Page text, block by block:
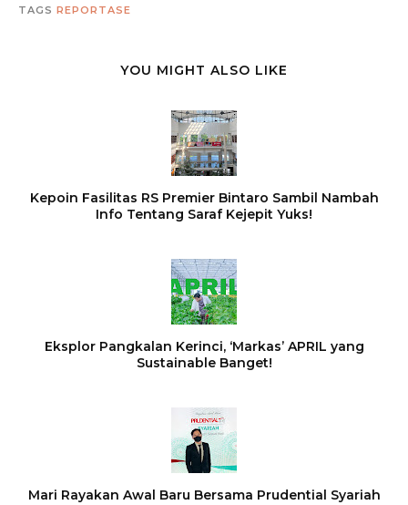
TAGS REPORTASE
YOU MIGHT ALSO LIKE
Kepoin Fasilitas RS Premier Bintaro Sambil Nambah
Info Tentang Saraf Kejepit Yuks!
Eksplor Pangkalan Kerinci, ‘Markas’ APRIL yang
Sustainable Banget!
Mari Rayakan Awal Baru Bersama Prudential Syariah